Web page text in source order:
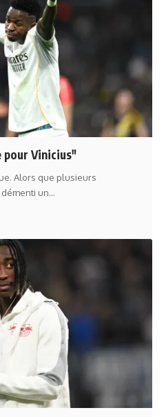
Vinicius"
Alors que plusieurs
un…